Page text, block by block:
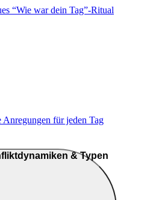
“Wie war dein Tag”-Ritual
Anregungen für jeden Tag
& Typen